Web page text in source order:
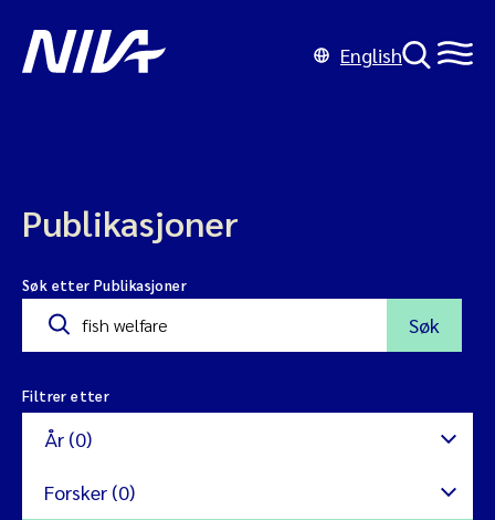
English
Publikasjoner
Søk etter Publikasjoner
Søk
Filtrer etter
År (0)
Forsker (0)